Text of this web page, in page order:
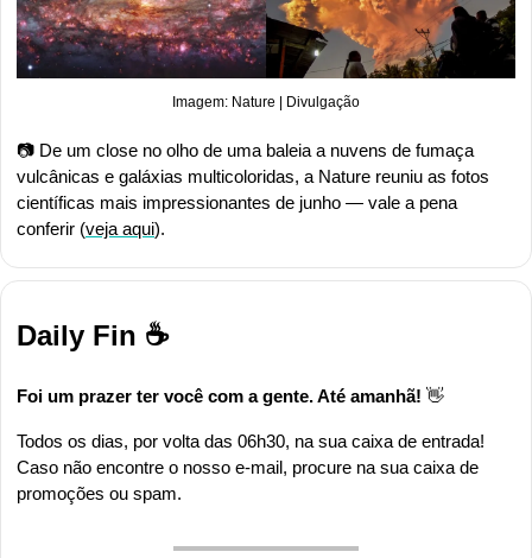
Imagem: Nature | Divulgação
📷 De um close no olho de uma baleia a nuvens de fumaça
vulcânicas e galáxias multicoloridas, a Nature reuniu as fotos
científicas mais impressionantes de junho — vale a pena
conferir (veja aqui).
Daily Fin ☕
Foi um prazer ter você com a gente. Até amanhã! 👋
Todos os dias, por volta das 06h30, na sua caixa de entrada!
Caso não encontre o nosso e-mail, procure na sua caixa de
promoções ou spam.